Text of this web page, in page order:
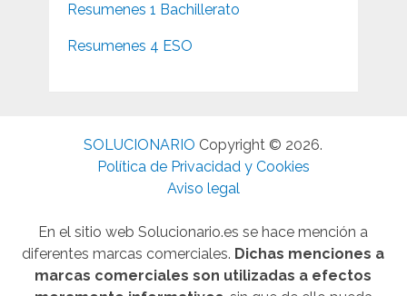
Resumenes 1 Bachillerato
Resumenes 4 ESO
SOLUCIONARIO Copyright © 2026.
Política de Privacidad y Cookies
Aviso legal
En el sitio web Solucionario.es se hace mención a
diferentes marcas comerciales. Dichas menciones a
marcas comerciales son utilizadas a efectos